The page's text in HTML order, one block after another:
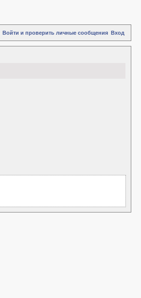
Войти и проверить личные сообщения Вход